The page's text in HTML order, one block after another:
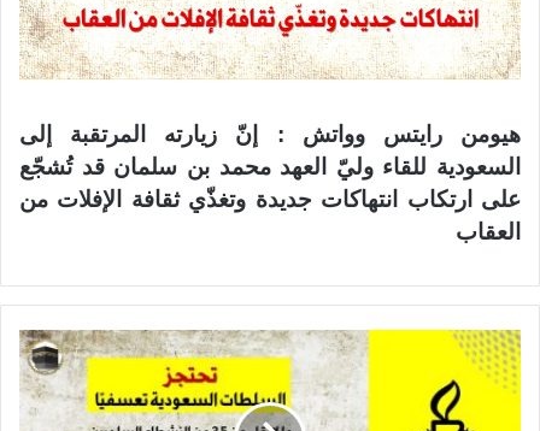
هيومن رايتس وواتش : إنّ زيارته المرتقبة إلى
السعودية للقاء وليّ العهد محمد بن سلمان قد تُشجّع
على ارتكاب انتهاكات جديدة وتغذّي ثقافة الإفلات من
العقاب